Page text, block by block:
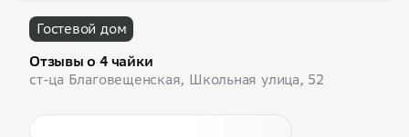
Гостевой дом
Отзывы о 4 чайки
ст-ца Благовещенская, Школьная улица, 52